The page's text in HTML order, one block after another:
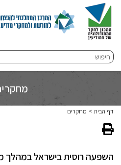
חיפוש
דף הבית מחקרים
השפעה רוסית בישראל במהלך